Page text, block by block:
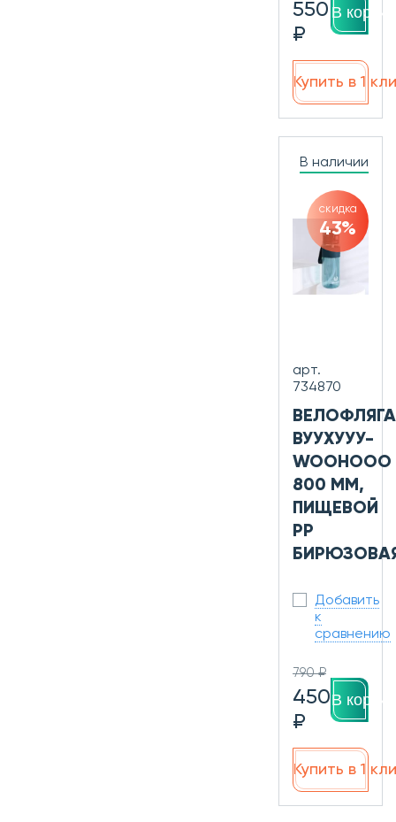
550
₽
В
Купить в 1
В наличии
скидка
43%
арт.
734870
ВЕЛОФЛЯГА
ВУУХУУУ-
WOOHOOO
800 ММ,
ПИЩЕВОЙ
PP
Добавить
к
сравнению
790 ₽
450
₽
В
Купить в 1